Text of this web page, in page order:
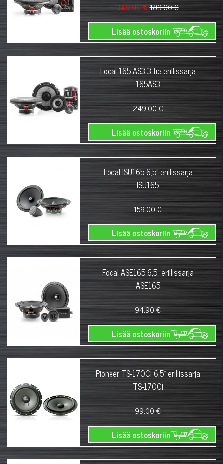
149.00 €189.00 €
Lisää ostoskoriin
Focal 165 AS3 3-tie erillissarja
165AS3
249.00 €
Lisää ostoskoriin
Focal ISU165 6,5" erillissarja
ISU165
159.00 €
Lisää ostoskoriin
Focal ASE165 6,5" erillissarja
ASE165
94.90 €
Lisää ostoskoriin
Pioneer TS-170Ci 6,5" erillissarja
TS-170Ci
99.00 €
Lisää ostoskoriin